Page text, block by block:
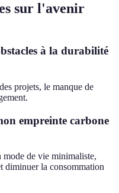
sur l'avenir
à la durabilité
projets, le manque de
empreinte carbone
mode de vie minimaliste,
diminuer la consommation